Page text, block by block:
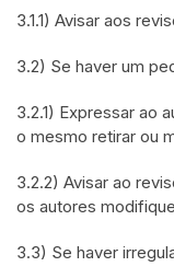
3.1.1) Avisar aos
3.2) Se haver um
3.2.1) Expressar ao
o mesmo retirar ou
3.2.2) Avisar ao
os autores
3.3) Se haver